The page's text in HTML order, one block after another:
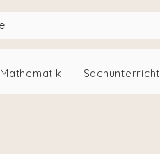
Mathematik Sachunterricht